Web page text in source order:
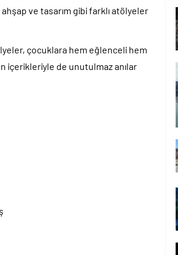
ve tasarım gibi farklı atölyeler
çocuklara hem eğlenceli hem
içerikleriyle de unutulmaz anılar